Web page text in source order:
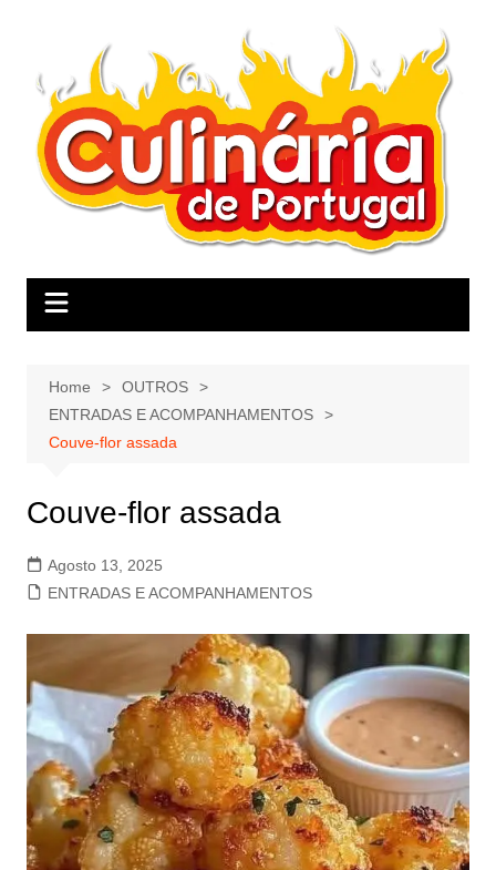
Home
OUTROS
ENTRADAS E ACOMPANHAMENTOS
Couve-flor assada
Couve-flor assada
Agosto 13, 2025
ENTRADAS E ACOMPANHAMENTOS